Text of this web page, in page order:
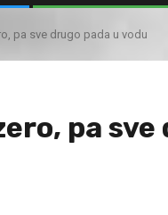
pa sve drugo pada u vodu
pa